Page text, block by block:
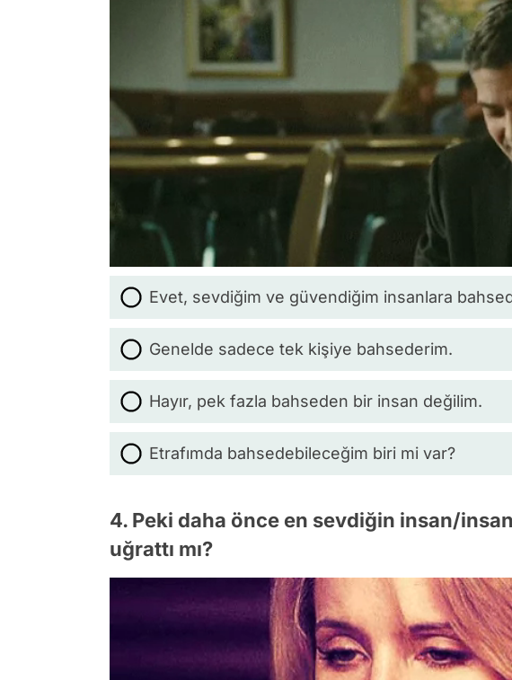
Evet, sevdiğim ve güvendiğim insanlara
Genelde sadece tek kişiye bahsederim.
Hayır, pek fazla bahseden bir insan değilim.
Etrafımda bahsedebileceğim biri mi var?
4. Peki daha önce en sevdiğin insan/
uğrattı mı?